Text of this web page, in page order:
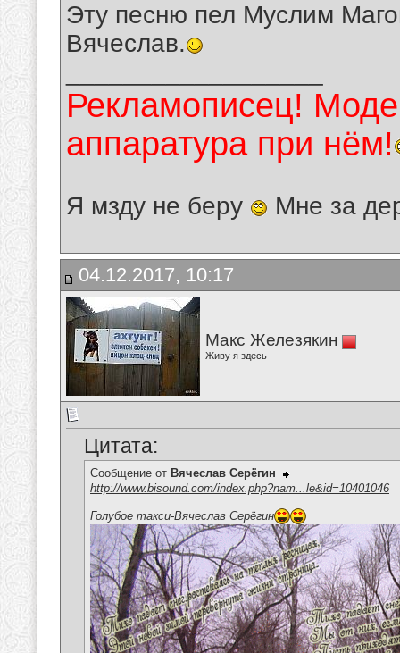
Эту песню пел Муслим
Вячеслав.
Рекламописец!
аппаратура при нём!
Я мзду не беру Мне за
04.12.2017, 10:17
Макс Железякин
Живу я здесь
Цитата:
Сообщение от Вячеслав Серёгин
http://www.bisound.com/index.php?nam...le&id=10401046
Голубое такси-Вячеслав Серёгин